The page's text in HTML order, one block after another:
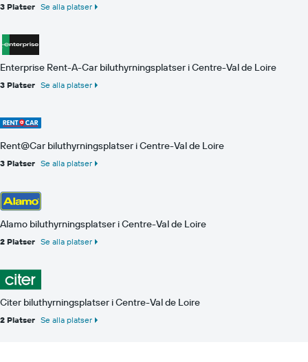
3 Platser Se alla platser
Enterprise Rent-A-Car biluthyrningsplatser i Centre-Val de Loire
3 Platser Se alla platser
Rent@Car biluthyrningsplatser i Centre-Val de Loire
3 Platser Se alla platser
Alamo biluthyrningsplatser i Centre-Val de Loire
2 Platser Se alla platser
Citer biluthyrningsplatser i Centre-Val de Loire
2 Platser Se alla platser